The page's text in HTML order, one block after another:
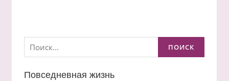
Найти:
Повседневная жизнь